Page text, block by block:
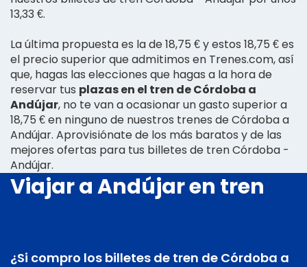
13,33 €.
La última propuesta es la de 18,75 € y estos 18,75 € es
el precio superior que admitimos en Trenes.com, así
que, hagas las elecciones que hagas a la hora de
reservar tus plazas en el tren de Córdoba a
Andújar, no te van a ocasionar un gasto superior a
18,75 € en ninguno de nuestros trenes de Córdoba a
Andújar. Aprovisiónate de los más baratos y de las
mejores ofertas para tus billetes de tren Córdoba -
Andújar.
Viajar a Andújar en tren
¿Si compro los billetes de tren de Córdoba a